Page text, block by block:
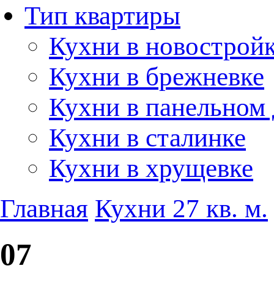
Тип квартиры
Кухни в
Кухни в брежневке
Кухни в панельном
Кухни в сталинке
Кухни в хрущевке
Главная Кухни 27 кв. м.
07